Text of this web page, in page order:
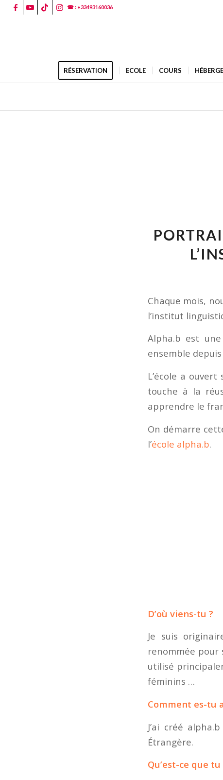
☎ : +33493160036
RÉSERVATION ECOLE COURS
Chaque mois,
l’institut
Alpha.b est
ensemble
L’école a
touche à la
apprendre le
On démarre
l’école alpha.b.
D’où viens-tu ?
Je suis
renommée
utilisé
féminins …
Comment es-tu
J’ai créé
Étrangère.
Qu’est-ce que